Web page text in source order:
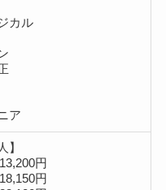
カル
ア
】
円
円